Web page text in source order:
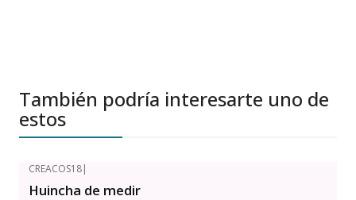
También podría interesarte uno de
estos
CREACOS18|
Huincha de medir